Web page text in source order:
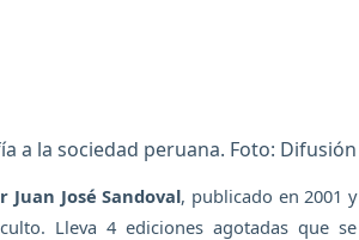
a la sociedad peruana. Foto: Difusión
José Sandoval, publicado en 2001 y
Lleva 4 ediciones agotadas que se